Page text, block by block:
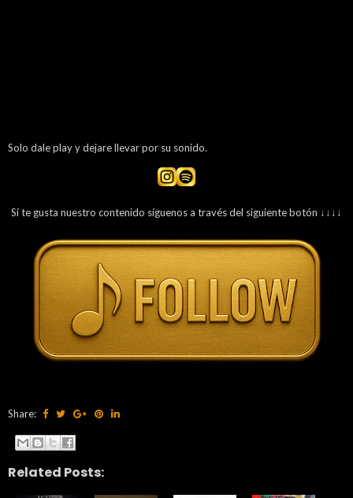
Solo dale play y dejare llevar por su sonido.
Sí te gusta nuestro contenido síguenos a través del siguiente botón ↓↓↓↓
Share:
Related Posts: